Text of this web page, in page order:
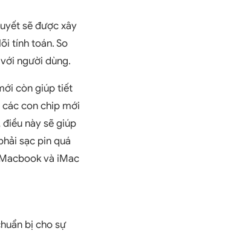
sẽ được xây
tính toán. So
người dùng.
còn giúp tiết
con chip mới
này sẽ giúp
sạc pin quá
và iMac
bị cho sự